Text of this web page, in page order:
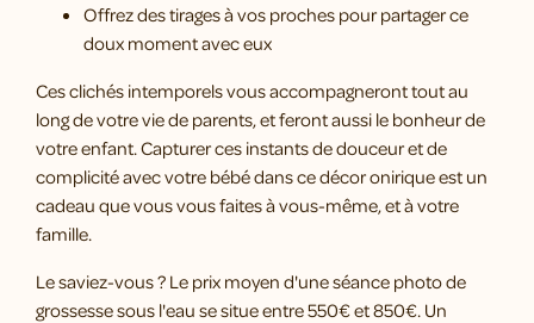
Offrez des tirages à vos proches pour partager ce
doux moment avec eux
Ces clichés intemporels vous accompagneront tout au
long de votre vie de parents, et feront aussi le bonheur de
votre enfant. Capturer ces instants de douceur et de
complicité avec votre bébé dans ce décor onirique est un
cadeau que vous vous faites à vous-même, et à votre
famille.
Le saviez-vous ? Le prix moyen d'une séance photo de
grossesse sous l'eau se situe entre 550€ et 850€. Un